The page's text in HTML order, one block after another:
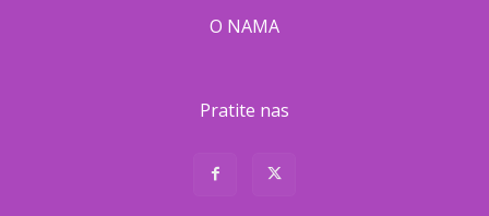
O NAMA
Pratite nas